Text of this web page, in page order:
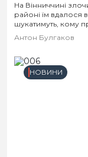
На Вінниччині
районі їм вдалося
шукатимуть, кому
випередити.
Антон Булгаков
НОВИНИ